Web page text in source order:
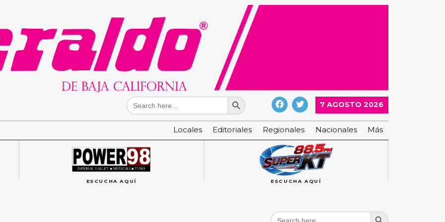
Search
for:
Search Button
7 AGOSTO 2026
Locales Editoriales Regionales Nacionales Más
ESCUCHA AQUÍ ESCUCHA AQUÍ
Search
Search Button